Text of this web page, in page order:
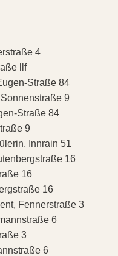
4
llf
Straße 84
9
Straße 84
9
Innrain 51
16
16
16
Fennerstraße 3
6
3
6